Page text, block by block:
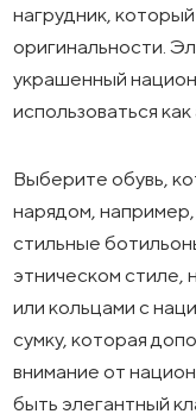
нагрудник,
оригинальности.
украшенный
использоваться
Выберите обувь,
нарядом,
стильные
этническом стиле,
или кольцами с
сумку, которая
внимание от
быть элегантный